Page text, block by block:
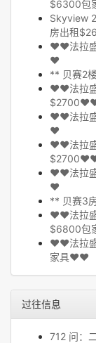
$6300
Skyview
房出租
❤❤法拉
❤
** 贝赛2
❤❤法拉盛
❤❤法拉
❤
❤❤法拉盛
❤❤法拉
❤
** 贝赛3
❤❤法拉盛
$6800
❤❤法拉盛
家具❤❤
过往信息
712 问：